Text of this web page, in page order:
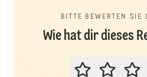
BITTE BEWERTEN SIE
Wie hat dir dieses